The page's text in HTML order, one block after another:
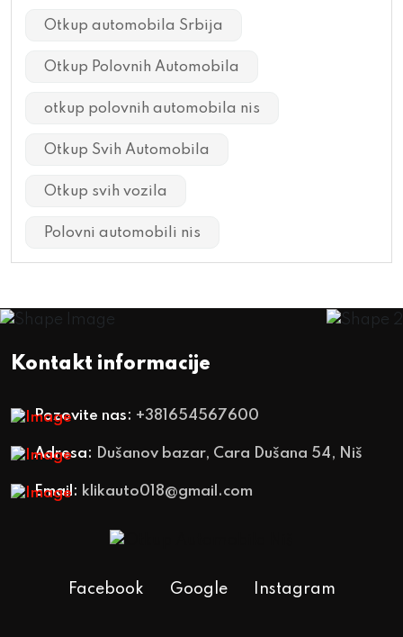
Otkup automobila Srbija
Otkup Polovnih Automobila
otkup polovnih automobila nis
Otkup Svih Automobila
Otkup svih vozila
Polovni automobili nis
Kontakt informacije
Pozovite nas: +381654567600
Adresa: Dušanov bazar, Cara Dušana 54, Niš
Email: klikauto018@gmail.com
Facebook Google Instagram